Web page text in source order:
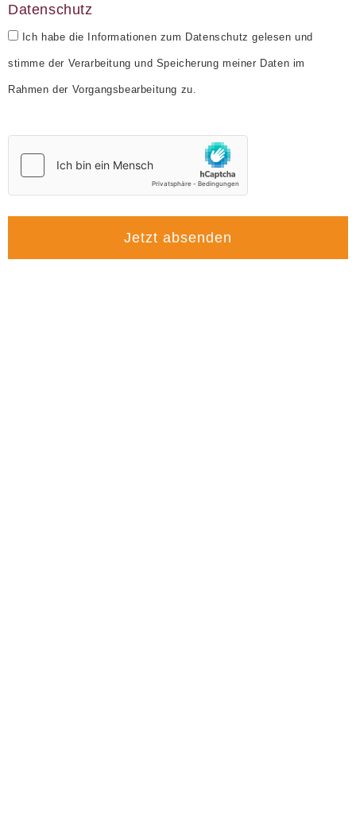
Datenschutz
Ich habe die Informationen zum Datenschutz gelesen und
stimme der Verarbeitung und Speicherung meiner Daten im
Rahmen der Vorgangsbearbeitung zu.